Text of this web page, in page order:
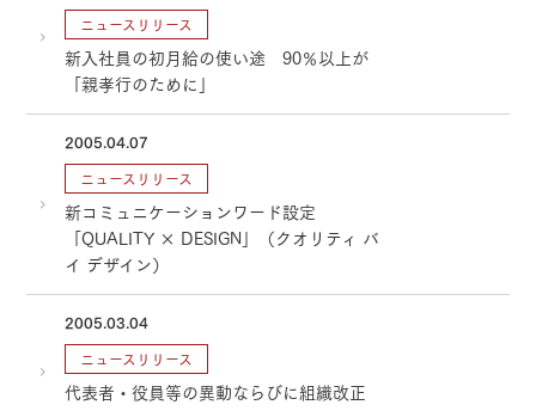
ニュースリリース
新入社員の初月給の使い途 90％以上が
「親孝行のために」
2005.04.07
ニュースリリース
新コミュニケーションワード設定
「QUALITY × DESIGN」（クオリティ バ
イ デザイン）
2005.03.04
ニュースリリース
代表者・役員等の異動ならびに組織改正